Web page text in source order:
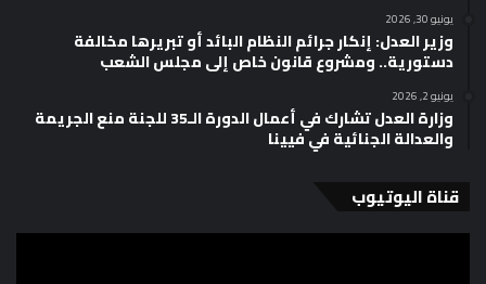
يونيو 30, 2026
وزير العدل: إنكار جرائم النظام البائد أو تبريرها مخالفة
دستورية.. ومشروع قانون خاص إلى مجلس الشعب
يونيو 2, 2026
وزارة العدل تشارك في أعمال الدورة الـ35 للجنة منع الجريمة
والعدالة الجنائية في فيينا
قناة اليوتيوب